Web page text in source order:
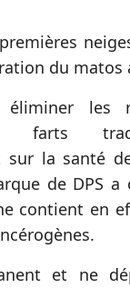
du matos
éliminer les
farts
sur la santé
de DPS a
contient en
et ne